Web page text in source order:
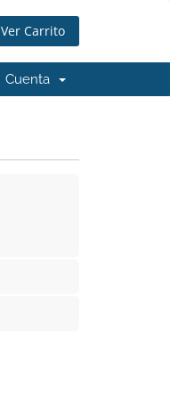
Ver Carrito
Cuenta